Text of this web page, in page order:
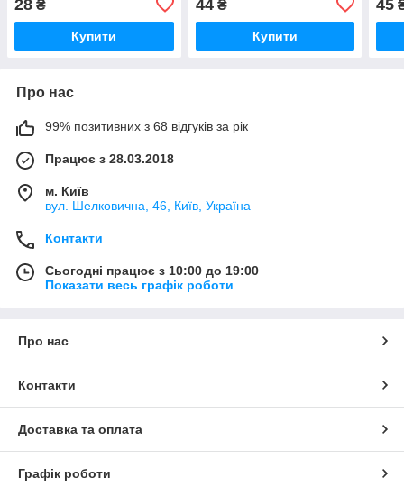
28 ₴
Купити
44₴
Купити
45
Про нас
99% позитивних з 68 відгуків за рік
Працює з 28.03.2018
м. Київ
вул. Шелковична, 46, Київ, Україна
Контакти
Сьогодні працює з 10:00 до 19:00
Показати весь графік роботи
Про нас
Контакти
Доставка та оплата
Графік роботи